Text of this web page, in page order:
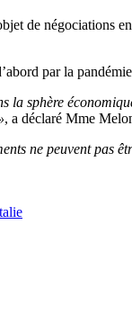
de négociations
par la
sphère
, a déclaré Mme
ne peuvent pas